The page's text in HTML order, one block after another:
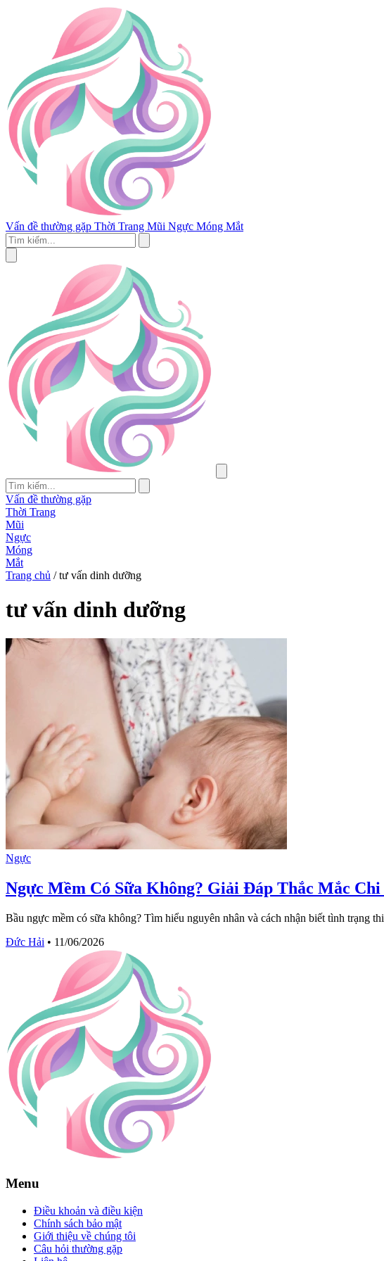
Vấn đề thường gặp Thời Trang Mũi Ngực Móng Mắt
Vấn đề thường gặp
Thời Trang
Mũi
Ngực
Móng
Mắt
Trang chủ / tư vấn dinh dưỡng
tư vấn dinh dưỡng
Ngực
Ngực Mềm Có Sữa Không? Giải Đáp Thắc Mắc
Bầu ngực mềm có sữa không? Tìm hiểu nguyên nhân và cách nhận biết tình trạng
Đức Hải • 11/06/2026
Menu
Điều khoản và điều kiện
Chính sách bảo mật
Giới thiệu về chúng tôi
Câu hỏi thường gặp